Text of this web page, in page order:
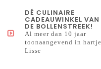
DÉ CULINAIRE
CADEAUWINKEL VAN
DE BOLLENSTREEK!
Al meer dan 10 jaar
toonaangevend in hartje
Lisse